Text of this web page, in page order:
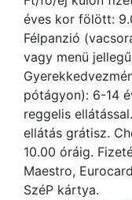
éves kor fölött:
Félpanzió
vagy menü
pótágyon): 6-14
reggelis
ellátás grátisz.
10.00 óráig.
Maestro,
SzéP kártya.